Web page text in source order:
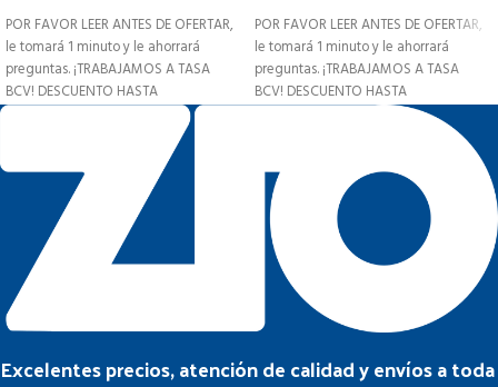
POR FAVOR LEER ANTES DE OFERTAR,
le tomará 1 minuto y le ahorrará
preguntas. ¡TRABAJAMOS A TASA
BCV! DESCUENTO HASTA
POR FAVOR LEER ANTES DE OFERTAR,
le tomará 1 minuto y le ahorrará
preguntas. ¡TRABAJAMOS A TASA
BCV! DESCUENTO HASTA
Excelentes precios, atención de calidad y envíos a toda